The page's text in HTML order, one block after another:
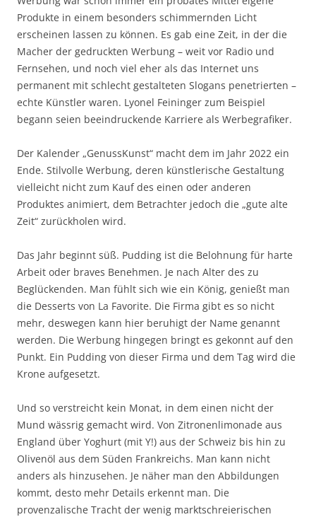
Produkte in einem besonders schimmernden Licht
erscheinen lassen zu können. Es gab eine Zeit, in der die
Macher der gedruckten Werbung – weit vor Radio und
Fernsehen, und noch viel eher als das Internet uns
permanent mit schlecht gestalteten Slogans penetrierten –
echte Künstler waren. Lyonel Feininger zum Beispiel
begann seien beeindruckende Karriere als Werbegrafiker.
Der Kalender „GenussKunst“ macht dem im Jahr 2022 ein
Ende. Stilvolle Werbung, deren künstlerische Gestaltung
vielleicht nicht zum Kauf des einen oder anderen
Produktes animiert, dem Betrachter jedoch die „gute alte
Zeit“ zurückholen wird.
Das Jahr beginnt süß. Pudding ist die Belohnung für harte
Arbeit oder braves Benehmen. Je nach Alter des zu
Beglückenden. Man fühlt sich wie ein König, genießt man
die Desserts von La Favorite. Die Firma gibt es so nicht
mehr, deswegen kann hier beruhigt der Name genannt
werden. Die Werbung hingegen bringt es gekonnt auf den
Punkt. Ein Pudding von dieser Firma und dem Tag wird die
Krone aufgesetzt.
Und so verstreicht kein Monat, in dem einen nicht der
Mund wässrig gemacht wird. Von Zitronenlimonade aus
England über Yoghurt (mit Y!) aus der Schweiz bis hin zu
Olivenöl aus dem Süden Frankreichs. Man kann nicht
anders als hinzusehen. Je näher man den Abbildungen
kommt, desto mehr Details erkennt man. Die
provenzalische Tracht der wenig marktschreierischen